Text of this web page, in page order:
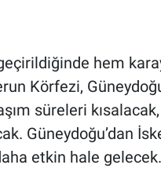
hem
Körfezi,
süreleri
Güneydoğu’dan
etkin hale gelecek.